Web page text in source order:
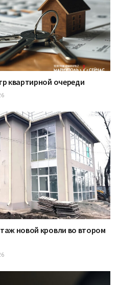
квартирной очереди
новой кровли во втором